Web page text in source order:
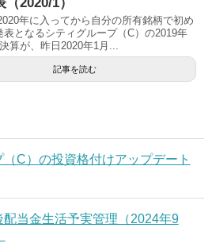
年に入ってから自分の所有銘柄で初め
表となるシティグループ（C）の2019年
算が、昨日2020年1月...
記事を読む
（C）の投資格付けアップデート
配当金生活予実管理（2024年9